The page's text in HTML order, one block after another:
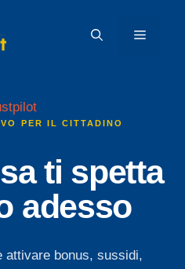
MENU
PER IL CITTADINO
ti spetta
adesso
attivare bonus, sussidi,